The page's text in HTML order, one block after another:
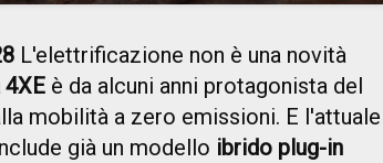
L'elettrificazione non è una novità
4XE è da alcuni anni protagonista del
mobilità a zero emissioni. E l'attuale
già un modello ibrido plug-in